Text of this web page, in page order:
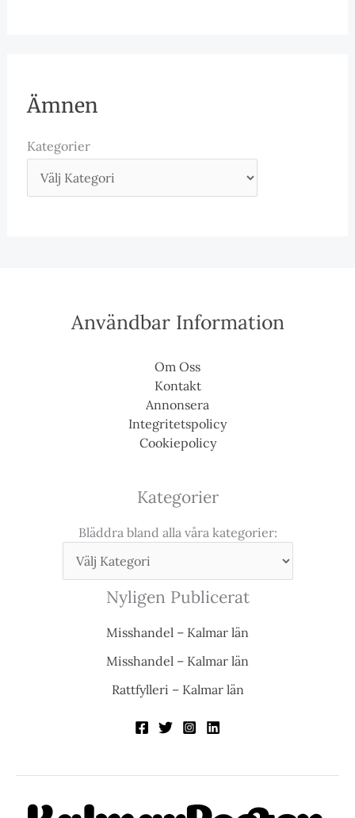
Ämnen
Kategorier
Användbar Information
Om Oss
Kontakt
Annonsera
Integritetspolicy
Cookiepolicy
Kategorier
Bläddra bland alla våra kategorier:
Nyligen Publicerat
Misshandel – Kalmar län
Misshandel – Kalmar län
Rattfylleri – Kalmar län